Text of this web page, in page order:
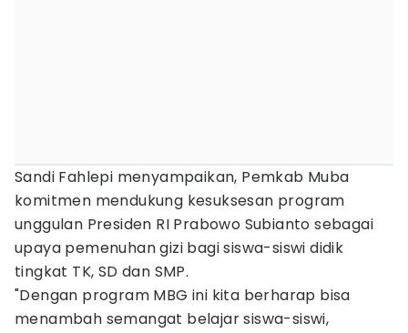
Sandi Fahlepi menyampaikan, Pemkab Muba
komitmen mendukung kesuksesan program
unggulan Presiden RI Prabowo Subianto sebagai
upaya pemenuhan gizi bagi siswa-siswi didik
tingkat TK, SD dan SMP.
"Dengan program MBG ini kita berharap bisa
menambah semangat belajar siswa-siswi,